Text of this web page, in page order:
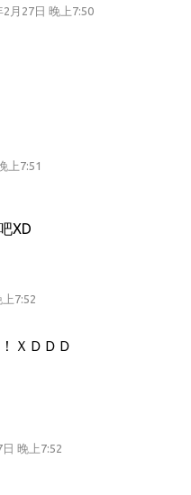
2月27日 晚上7:50
上7:51
XD
7:52
ＸＤＤＤ
晚上7:52